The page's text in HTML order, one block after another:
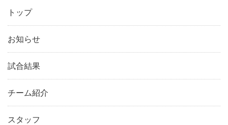
トップ
お知らせ
試合結果
チーム紹介
スタッフ